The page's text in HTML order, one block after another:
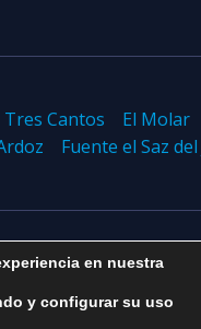
Tres Cantos El Molar
Fuente el Saz
Política de cookies
en nuestra
y configurar su uso